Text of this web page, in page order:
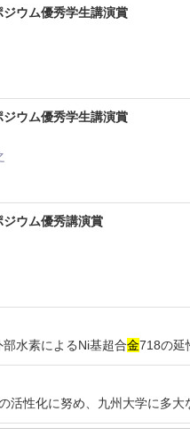
ウム優秀学生講演賞
ウム優秀学生講演賞
ウム優秀講演賞
水素によるNi基超合金718の延
性化に努め、九州大学に多大